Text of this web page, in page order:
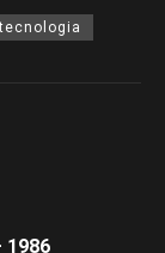
tecnologia
1986